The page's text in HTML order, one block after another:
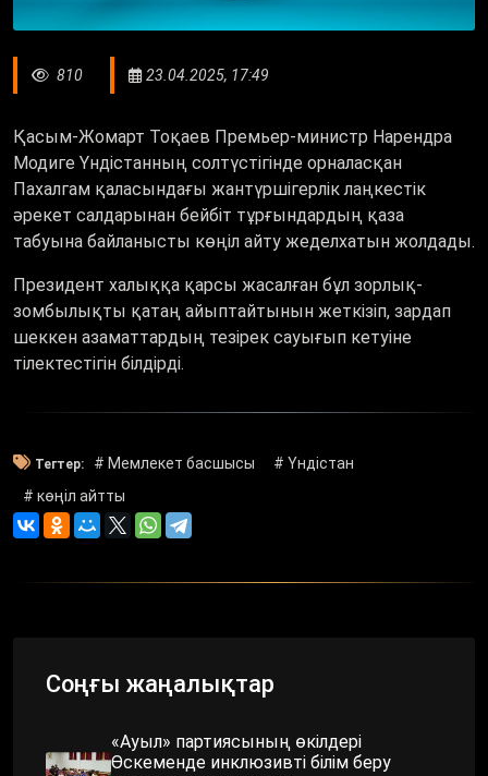
810 23.04.2025, 17:49
Қасым-Жомарт Тоқаев Премьер-министр Нарендра
Модиге Үндістанның солтүстігінде орналасқан
Пахалгам қаласындағы жантүршігерлік лаңкестік
әрекет салдарынан бейбіт тұрғындардың қаза
табуына байланысты көңіл айту жеделхатын жолдады.
Президент халыққа қарсы жасалған бұл зорлық-
зомбылықты қатаң айыптайтынын жеткізіп, зардап
шеккен азаматтардың тезірек сауығып кетуіне
тілектестігін білдірді.
Тегтер: # Мемлекет басшысы
# Үндістан
# көңіл айтты
Соңғы жаңалықтар
«Ауыл» партиясының өкілдері
Өскеменде инклюзивті білім беру